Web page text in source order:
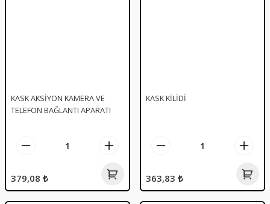
KASK AKSİYON KAMERA VE
TELEFON BAĞLANTI APARATI
379,08 ₺
KASK KİLİDİ
363,83 ₺